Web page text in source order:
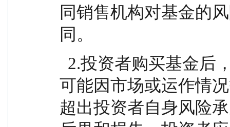
同销售机构对基金的
同。
可能因市场或运作情
超出投资者自身风险